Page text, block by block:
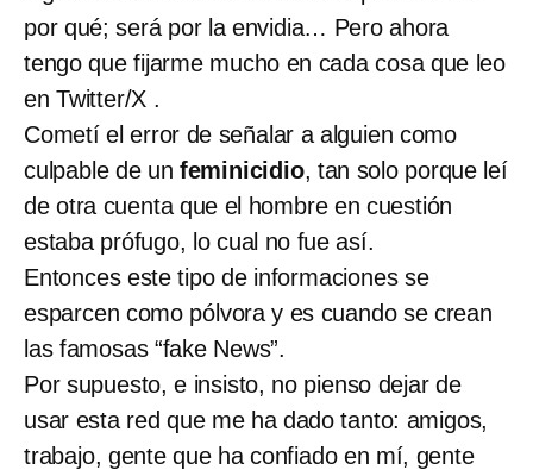
por qué; será por la envidia… Pero ahora
tengo que fijarme mucho en cada cosa que leo
en Twitter/X .
Cometí el error de señalar a alguien como
culpable de un feminicidio, tan solo porque leí
de otra cuenta que el hombre en cuestión
estaba prófugo, lo cual no fue así.
Entonces este tipo de informaciones se
esparcen como pólvora y es cuando se crean
las famosas “fake News”.
Por supuesto, e insisto, no pienso dejar de
usar esta red que me ha dado tanto: amigos,
trabajo, gente que ha confiado en mí, gente